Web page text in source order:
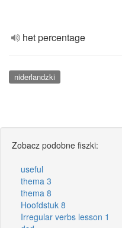
het percentage
niderlandzki
Zobacz podobne fiszki:
useful
thema 3
thema 8
Hoofdstuk 8
Irregular verbs lesson 1